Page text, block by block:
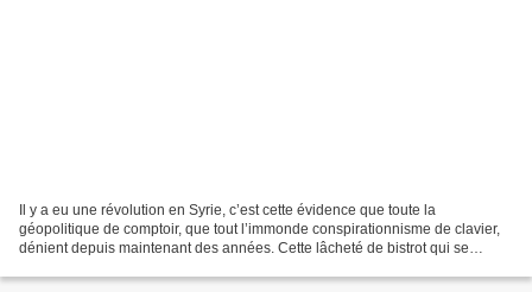
Il y a eu une révolution en Syrie, c’est cette évidence que toute la
géopolitique de comptoir, que tout l’immonde conspirationnisme de clavier,
dénient depuis maintenant des années. Cette lâcheté de bistrot qui se